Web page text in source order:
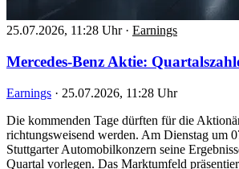
25.07.2026, 11:28 Uhr · Earnings
Mercedes-Benz Aktie:
Earnings · 25.07.2026, 11:28 Uhr
Die kommenden Tage dürften für die
richtungsweisend werden. Am Dienstag um
Stuttgarter Automobilkonzern seine
Quartal vorlegen. Das Marktumfeld